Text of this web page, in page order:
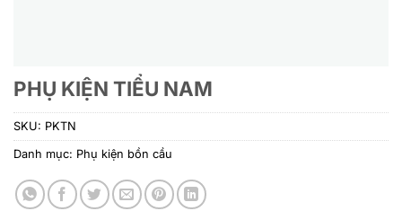
PHỤ KIỆN TIỂU NAM
SKU: PKTN
Danh mục: Phụ kiện bồn cầu